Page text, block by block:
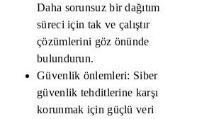
Daha sorunsuz bir dağıtım
süreci için tak ve çalıştır
çözümlerini göz önünde
bulundurun.
Güvenlik önlemleri: Siber
güvenlik tehditlerine karşı
korunmak için güçlü veri